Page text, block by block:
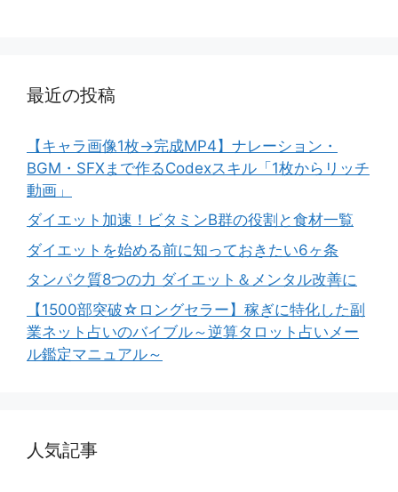
最近の投稿
【キャラ画像1枚→完成MP4】ナレーション・
BGM・SFXまで作るCodexスキル「1枚からリッチ
動画」
ダイエット加速！ビタミンB群の役割と食材一覧
ダイエットを始める前に知っておきたい6ヶ条
タンパク質8つの力 ダイエット＆メンタル改善に
【1500部突破☆ロングセラー】稼ぎに特化した副
業ネット占いのバイブル～逆算タロット占いメー
ル鑑定マニュアル～
人気記事